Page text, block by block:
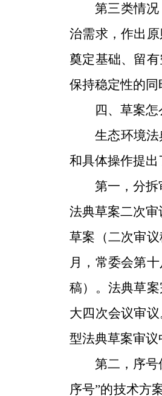
第三类情况
治需求，作出
奠定基础、留
保持稳定性的同
四、草案
生态环境
和具体操作提
第一，分拆
法典草案二次审
草案（二次审
月，常委会第
稿）。法典草
大四次会议审
型法典草案审议
第二，序号
序号”的技术方